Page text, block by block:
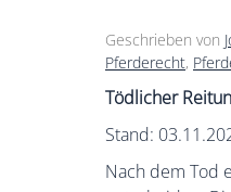
Geschrieben von
Pferderecht,
Tödlicher
Stand:
Nach dem Tod